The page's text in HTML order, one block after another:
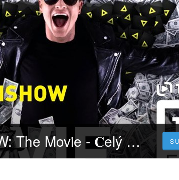
𝐒leduj ONEMANSHOW: The Movie - 𝐂elý 𝐅ilm Online 2023 Česky CZ/SK DABING HD Kvalite